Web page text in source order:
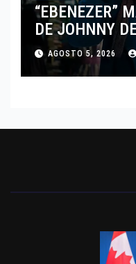
“EBENEZER”
DE JOHNNY
TRAS SU
AGOSTO 5, 2026